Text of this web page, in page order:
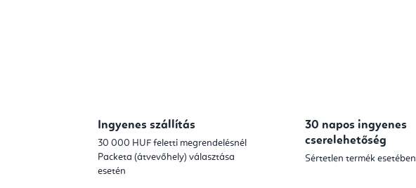
Ingyenes szállítás
30 000 HUF feletti megrendelésnél
Packeta (átvevőhely) választása
esetén
30 napos ingyenes
cserelehetőség
Sértetlen termék esetében